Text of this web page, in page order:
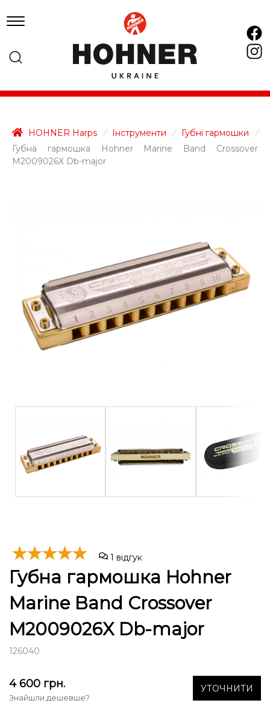
HOHNER Harps / Інструменти / Губні гармошки
/
Губна гармошка Hohner Marine Band Crossover
M2009026X Db-major
1 відгук
Губна гармошка Hohner
Marine Band Crossover
M2009026X Db-major
126040
4 600 грн.
Знайшли дешевше?
УТОЧНИТИ